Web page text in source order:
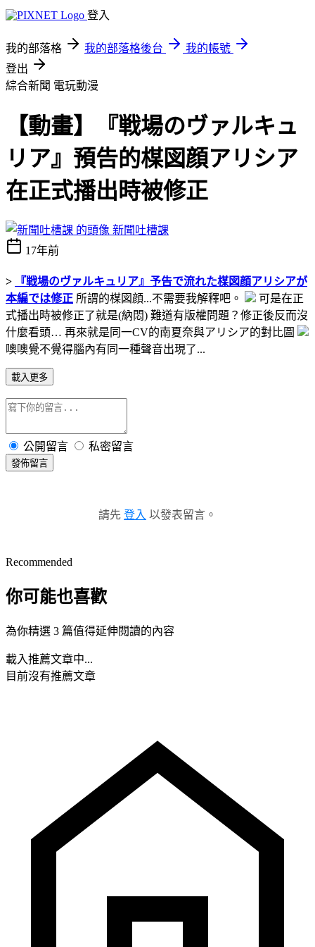
登入
我的部落格 我的部落格後台
我的帳號
登出
綜合新聞 電玩動漫
【動畫】『戦場のヴァルキュ
リア』預告的楳図顔アリシア
在正式播出時被修正
新聞吐槽課
17年前
>
『戦場のヴァルキュリア』予告で流れた楳図顔アリシアが
本編では修正 所謂的楳図顔...不需要我解釋吧。
可是在正
式播出時被修正了就是(納悶) 難道有版權問題？修正後反而沒
什麼看頭… 再來就是同一CV的南夏奈與アリシア的對比圖
噢噢覺不覺得腦內有同一種聲音出現了...
載入更多
公開留言 私密留言
發佈留言
請先 登入 以發表留言。
Recommended
你可能也喜歡
為你精選 3 篇值得延伸閱讀的內容
載入推薦文章中...
目前沒有推薦文章